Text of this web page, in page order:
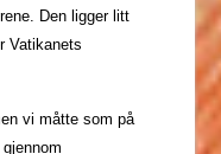
Den ligger litt
Vatikanets
vi måtte som på